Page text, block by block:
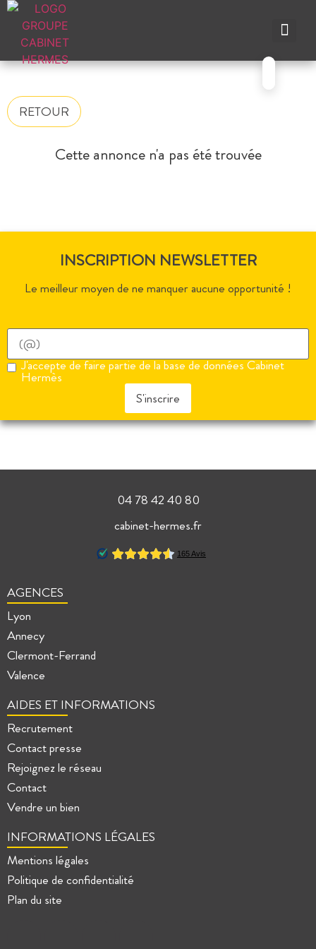
RETOUR
Cette annonce n'a pas été trouvée
INSCRIPTION NEWSLETTER
Le meilleur moyen de ne manquer aucune opportunité !
J'accepte de faire partie de la base de données Cabinet
Hermès
S'inscrire
04 78 42 40 80
cabinet-hermes.fr
AGENCES
Lyon
Annecy
Clermont-Ferrand
Valence
AIDES ET INFORMATIONS
Recrutement
Contact presse
Rejoignez le réseau
Contact
Vendre un bien
INFORMATIONS LÉGALES
Mentions légales
Politique de confidentialité
Plan du site